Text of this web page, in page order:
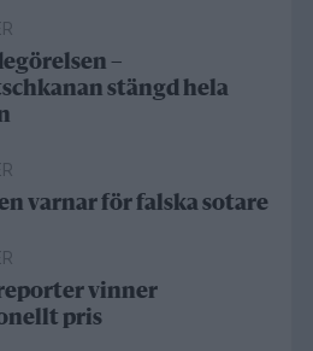
–
stängd hela
varnar för falska sotare
vinner
pris